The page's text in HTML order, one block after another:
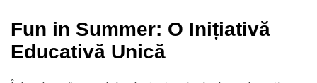
Fun in Summer: O Inițiativă
Educativă Unică